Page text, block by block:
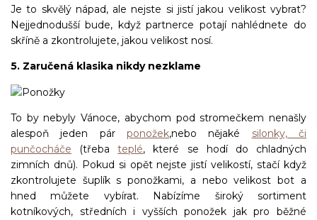
Je to skvělý nápad, ale nejste si jistí jakou velikost vybrat?
Nejjednodušší bude, když partnerce potají nahlédnete do
skříně a zkontrolujete, jakou velikost nosí.
5. Zaručená klasika nikdy nezklame
To by nebyly Vánoce, abychom pod stromečkem nenašly
alespoň jeden pár ponožek,nebo nějaké silonky, či
punčocháče (třebateplé, které se hodí do chladných
zimních dnů). Pokud si opět nejste jistí velikostí, stačí když
zkontrolujete šuplík s ponožkami, a nebo velikost bot a
hned můžete vybírat. Nabízíme široký sortiment
kotníkových, středních i vyšších ponožek jak pro běžné